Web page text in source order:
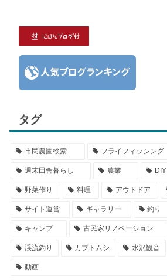
タグ
市民農園検索 フライフィッシング
週末田舎暮らし 農業 DIY
野菜作り 料理 アウトドア
サイト運営 ギャラリー 釣り
キャンプ 古民家リノベーション
渓流釣り カブトムシ 水沢観音
動画